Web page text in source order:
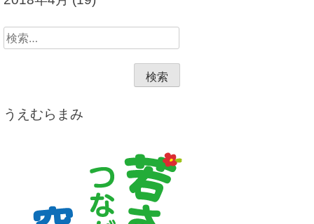
検
索:
うえむらまみ